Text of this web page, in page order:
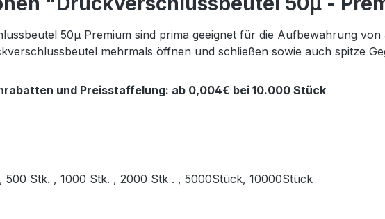
50μ Premium sind prima geeignet für die Aufbewahrung
mehrmals öffnen und schließen sowie auch spitze
und Preisstaffelung: ab 0,004€ bei 10.000 Stück
500 Stk. , 1000 Stk. , 2000 Stk . , 5000Stück, 10000Stück